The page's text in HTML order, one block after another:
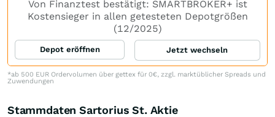
Von Finanztest bestätigt: SMARTBROKER+ ist
Kostensieger in allen getesteten Depotgrößen
(12/2025)
Depot eröffnen Jetzt wechseln
*ab 500 EUR Ordervolumen über gettex für 0€, zzgl. marktüblicher Spreads und
Zuwendungen
Stammdaten Sartorius St. Aktie